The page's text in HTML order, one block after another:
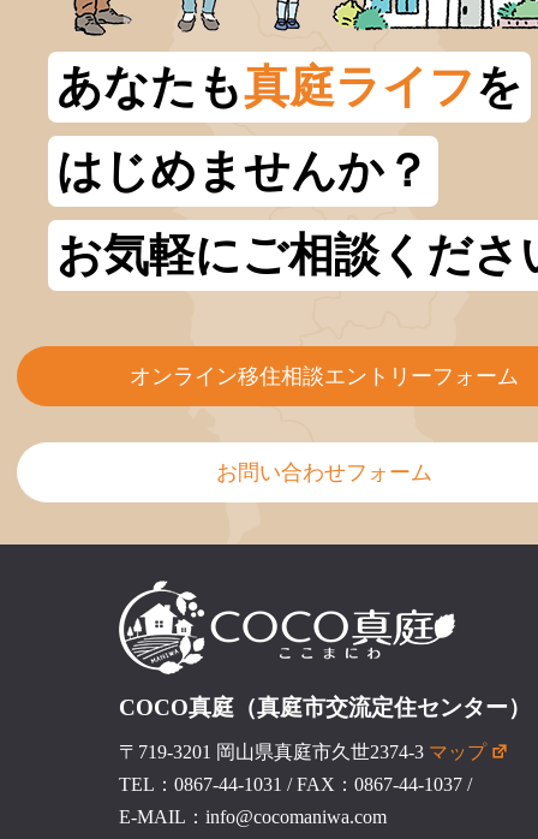
あなたも真庭ライフを
はじめませんか？
お気軽にご相談くださ
オンライン移住相談エントリーフォーム
お問い合わせフォーム
COCO真庭（真庭市交流定住センター）
〒719-3201 岡山県真庭市久世2374-3 マップ
TEL：0867-44-1031 /FAX：0867-44-1037/
E-MAIL：info@cocomaniwa.com